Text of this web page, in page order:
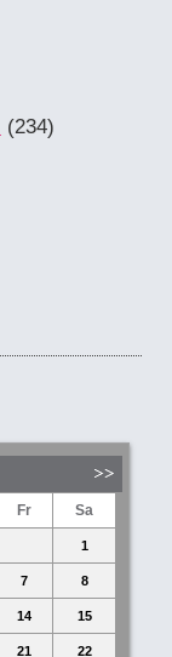
(234)
Fr Sa
1
7 8
14 15
21 22